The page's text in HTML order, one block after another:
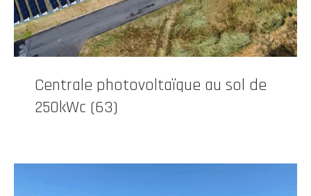
Centrale photovoltaïque au sol de
250kWc (63)